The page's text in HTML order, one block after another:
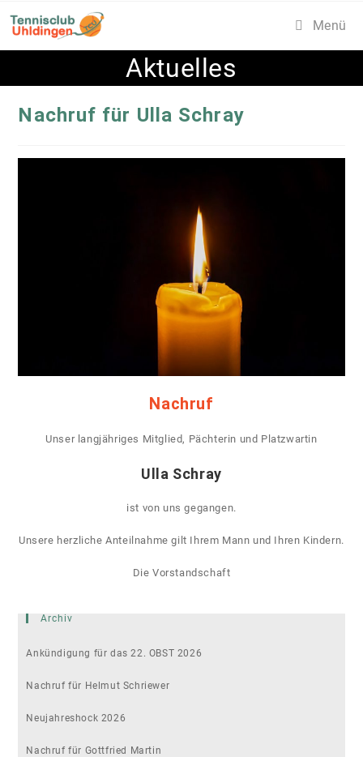
Inhalt
Menü
Aktuelles
Nachruf für Ulla Schray
Nachruf
Unser langjähriges Mitglied, Pächterin und Platzwartin
Ulla Schray
ist von uns gegangen.
Unsere herzliche Anteilnahme gilt Ihrem Mann und Ihren Kindern.
Die Vorstandschaft
Archiv
Ankündigung für das 22. OBST 2026
Nachruf für Helmut Schriewer
Neujahreshock 2026
Nachruf für Gottfried Martin